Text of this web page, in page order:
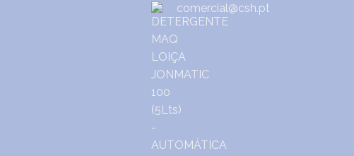
comercial@csh.pt